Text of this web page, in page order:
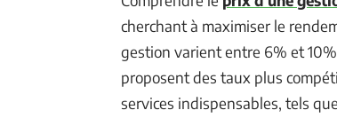
cherchant à maximiser le
gestion varient entre 6% et
proposent des taux plus
services indispensables, tels